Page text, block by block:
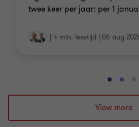
twee keer per jaar: per 1
| 4 min. leestijd | 06 aug
Ga
naar
dia
1
Ga
naar
dia
2
Ga
3
View more